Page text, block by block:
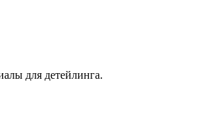
для детейлинга.